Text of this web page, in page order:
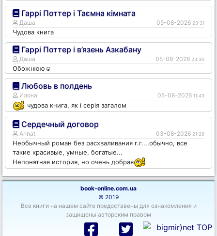
Гаррі Поттер і Таємна кімната
Даша 05-08-2026 23:31
Чудова книга
Гаррі Поттер і в’язень Азкабану
Даша 05-08-2026 23:30
Обожнюю☺️
Любовь в полдень
Илона 05-08-2026 11:43
чудова книга, як і серія загалом
Сердечный договор
Annat 03-08-2026 21:29
Необычный роман без расхваливания г.г....обычно, все
такие красивые, умные, богатые...
Непонятная история, но очень добрая
book-online.com.ua
© 2019
Все книги на нашем сайте предоставены для ознакомления и
защищены авторским правом